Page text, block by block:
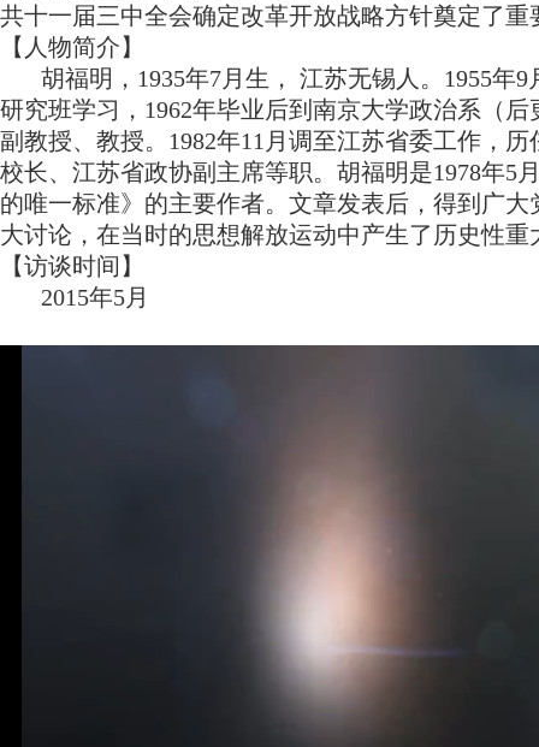
共十一届三中全会确定改革开放战略方针奠定了重
【人物简介】
胡福明，1935年7月生， 江苏无锡人。1955年
研究班学习，1962年毕业后到南京大学政治系（
副教授、教授。1982年11月调至江苏省委工作，
校长、江苏省政协副主席等职。胡福明是1978年5
的唯一标准》的主要作者。文章发表后，得到广
大讨论，在当时的思想解放运动中产生了历史性
【访谈时间】
2015年5月